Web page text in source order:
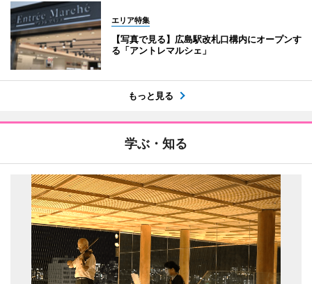
エリア特集
【写真で見る】広島駅改札口構内にオープンす
る「アントレマルシェ」
もっと見る
学ぶ・知る